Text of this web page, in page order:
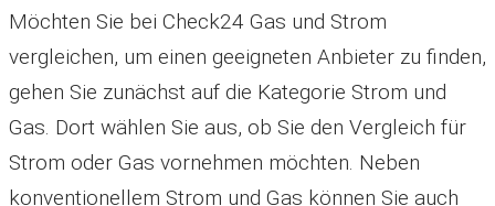
Möchten Sie bei Check24 Gas und Strom
vergleichen, um einen geeigneten Anbieter zu finden,
gehen Sie zunächst auf die Kategorie Strom und
Gas. Dort wählen Sie aus, ob Sie den Vergleich für
Strom oder Gas vornehmen möchten. Neben
konventionellem Strom und Gas können Sie auch